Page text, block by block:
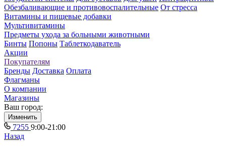
Обезбаливающие и противовоспалительные От стресса
Витамины и пищевые добавки
Мультивитамины
Предметы ухода за больными животными
Бинты Попоны Таблеткодаватель
Акции
Покупателям
Бренды Доставка Оплата
Флагманы
О компании
Магазины
Ваш город:
Изменить
7255 9:00-21:00
Назад